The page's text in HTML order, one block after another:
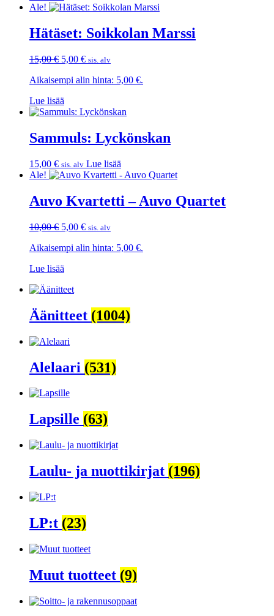
Ale!
Hätäset: Soikkolan Marssi
15,00€ Alkuperäinen
oli:
5,00 €Nykyinen
on:
sis. alv
Aikaisempi alin hinta: 5,00 €.
Lue lisää
Sammuls: Lyckönskan
15,00 € sis. alv Lue lisää
Ale!
Auvo Kvartetti – Auvo Quartet
10,00€ Alkuperäinen
oli:
5,00 €Nykyinen
on:
sis. alv
Aikaisempi alin hinta: 5,00 €.
Lue lisää
Äänitteet (1004)
Alelaari (531)
Lapsille (63)
Laulu- ja nuottikirjat (196)
LP:t (23)
Muut tuotteet (9)